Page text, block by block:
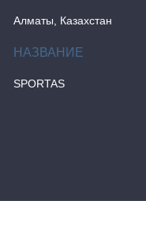
Алматы, Казахстан
SPORTAS